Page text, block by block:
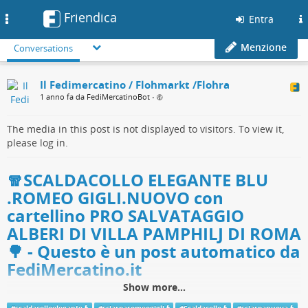
Friendica Entra
Conversations Menzione
Il Fedimercatino / Flohmarkt /Flohra
1 anno fa da FediMercatinoBot •
The media in this post is not displayed to visitors. To view it,
please log in.
🧣SCALDACOLLO ELEGANTE BLU
.ROMEO GIGLI.NUOVO con
cartellino PRO SALVATAGGIO
ALBERI DI VILLA PAMPHILJ DI ROMA
🌳 - Questo è un post automatico da
FediMercatino.it
Show more...